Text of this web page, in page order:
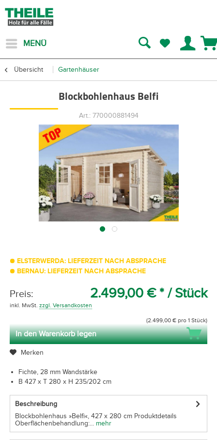
MENÜ
Übersicht Gartenhäuser
Blockbohlenhaus Belfi
Art.: 770000881494
ELSTERWERDA: LIEFERZEIT NACH ABSPRACHE
BERNAU: LIEFERZEIT NACH ABSPRACHE
Preis: 2.499,00 € * / Stück
inkl. MwSt. zzgl. Versandkosten
(2.499,00 € pro 1 Stück)
In den Warenkorb legen
Merken
Fichte, 28 mm Wandstärke
B 427 x T 280 x H 235/202 cm
Beschreibung
Blockbohlenhaus »Belfi«, 427 x 280 cm Produktdetails
Oberflächenbehandlung:... mehr